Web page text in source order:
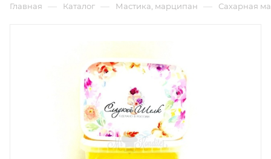
Главная — Каталог — Мастика, марципан — Сахарная